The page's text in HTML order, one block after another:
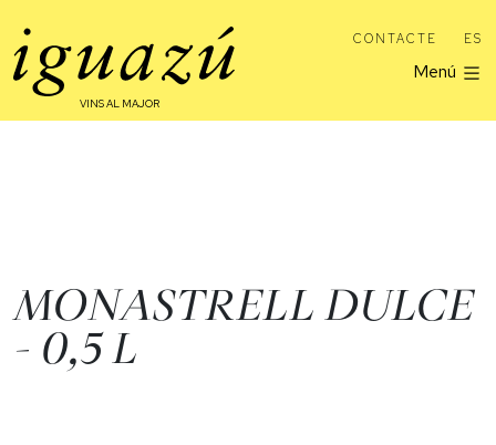
CONTACTE ES
Menú
VINS AL MAJOR
MONASTRELL DULCE
- 0,5 L